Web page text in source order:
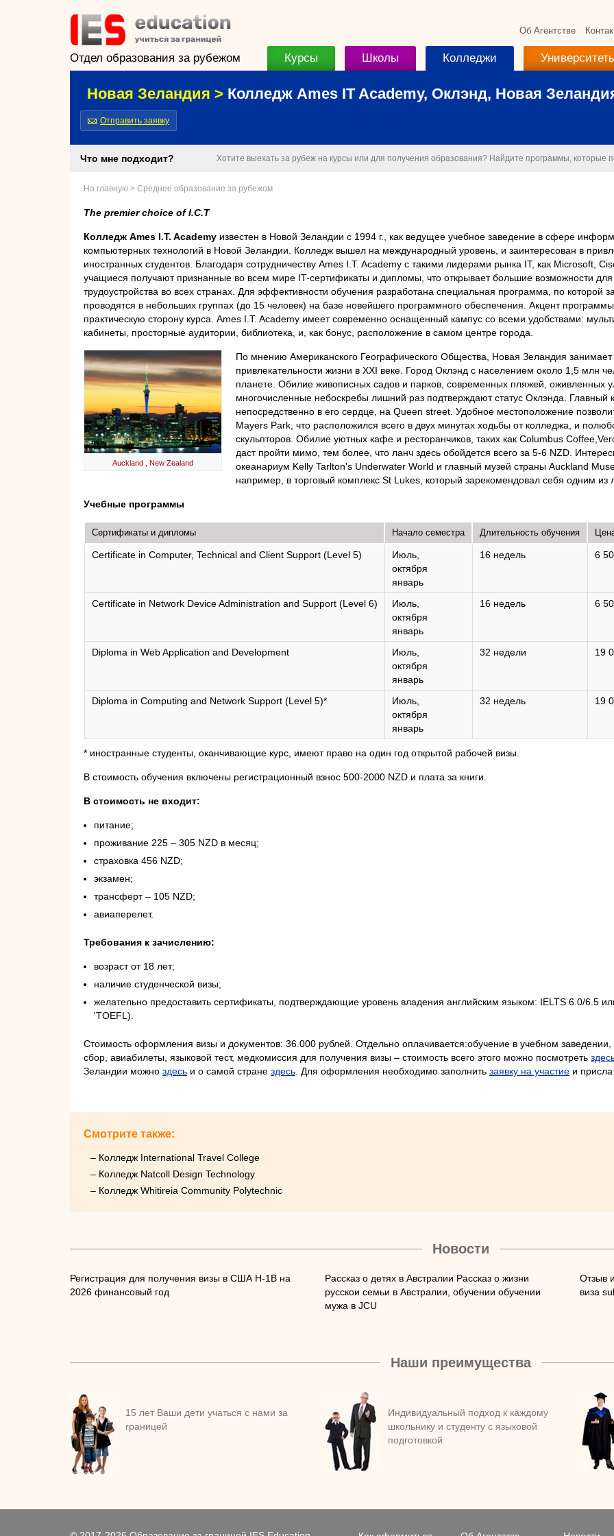
Об Агентстве
Отдел образования за рубежом Курсы Школы Колледжи
Новая Зеландия > Колледж Ames IT Academy, Оклэнд, Новая
Отправить заявку
Что мне подходит? Хотите выехать за рубеж на курсы или для получения образования? Найдите программы, которые
На главную > Среднее образование за рубежом
The premier choice of I.C.T
Колледж Ames I.T. Academy известен в Новой Зеландии с 1994 г., как ведущее учебное заведение в сфере
компьютерных технологий в Новой Зеландии. Колледж вышел на международный уровень, и заинтересован в
иностранных студентов. Благодаря сотрудничеству Ames I.T. Academy с такими лидерами рынка IT, как Microsoft,
учащиеся получают признанные во всем мире IT-сертификаты и дипломы, что открывает большие возможности для
трудоустройства во всех странах. Для эффективности обучения разработана специальная программа, по которой
проводятся в небольших группах (до 15 человек) на базе новейшего программного обеспечения. Акцент
практическую сторону курса. Ames I.T. Academy имеет современно оснащенный кампус со всеми удобствами:
кабинеты, просторные аудитории, библиотека, и, как бонус, расположение в самом центре города.
Auckland , New Zealand
По мнению Американского Географического Общества, Новая Зеландия
привлекательности жизни в XXI веке. Город Оклэнд с населением около 1,5 млн
планете. Обилие живописных садов и парков, современных пляжей, оживленных
многочисленные небоскребы лишний раз подтверждают статус Оклэнда. Главный
непосредственно в его сердце, на Queen street. Удобное местоположение
Mayers Park, что расположился всего в двух минутах ходьбы от колледжа, и
скульпторов. Обилие уютных кафе и ресторанчиков, таких как Columbus
даст пройти мимо, тем более, что ланч здесь обойдется всего за 5-6 NZD.
океанариум Kelly Tarlton's Underwater World и главный музей страны Auckland
например, в торговый комплекс St Lukes, который зарекомендовал себя одним из
Учебные программы
Сертификаты и дипломы Начало семестра Длительность обучения
Certificate in Computer, Technical and Client Support (Level 5)
Июль,
октября
январь
16 недель 6
Certificate in Network Device Administration and Support (Level 6)
Июль,
октября
январь
16 недель 6
Diploma in Web Application and Development
Июль,
октября
январь
32 недели 19
Diploma in Computing and Network Support (Level 5)*
Июль,
октября
январь
32 недель 19
* иностранные студенты, оканчивающие курс, имеют право на один год открытой рабочей визы.
В стоимость обучения включены регистрационный взнос 500-2000 NZD и плата за книги.
В стоимость не входит:
питание;
проживание 225 – 305 NZD в месяц;
страховка 456 NZD;
экзамен;
трансферт – 105 NZD;
авиаперелет.
Требования к зачислению:
возраст от 18 лет;
наличие студенческой визы;
желательно предоставить сертификаты, подтверждающие уровень владения английским языком: IELTS 6.0/6.5
'TOEFL).
Стоимость оформления визы и документов: 36.000 рублей. Отдельно оплачивается:обучение в учебном заведении,
сбор, авиабилеты, языковой тест, медкомиссия для получения визы – стоимость всего этого можно посмотреть
Зеландии можно здесь и о самой стране здесь . Для оформления необходимо заполнить заявку на участие и
Смотрите также:
– Колледж International Travel College
– Колледж Natcoll Design Technology
– Колледж Whitireia Community Polytechnic
Новости
Регистрация для получения визы в США H-1B на
2026 финансовый год
Рассказ о детях в Австралии Рассказ о жизни
русскои семьи в Австралии, обучении обучении
мужа в JCU
Отзыв
виза
Наши преимущества
15 лет Ваши дети учаться с нами за
границей
Индивидуальный подход к каждому
школьнику и студенту с языковой
подготовкой